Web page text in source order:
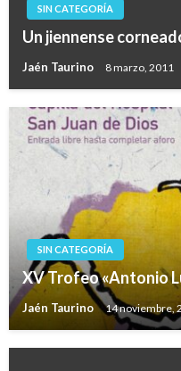
SIN CATEGORÍA
Un jiennense
Jaén Taurino 8 marzo, 2011
SIN CATEGORÍA
XV Trofeo «Antonio
Jaén Taurino 14 noviembre,